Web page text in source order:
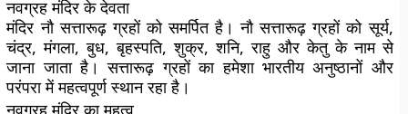
नवग्रह मंदिर के देवता
मंदिर नौ सत्तारूढ़ ग्रहों को समर्पित है। नौ सत्तारूढ़ ग्रहों को सूर्य,
चंद्र, मंगला, बुध, बृहस्पति, शुक्र, शनि, राहु और केतु के नाम से
जाना जाता है। सत्तारूढ़ ग्रहों का हमेशा भारतीय अनुष्ठानों और
परंपरा में महत्वपूर्ण स्थान रहा है।
नवग्रह मंदिर का महत्व